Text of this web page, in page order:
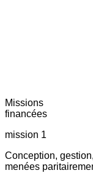
Missions
financées
mission 1
Conception,
menées